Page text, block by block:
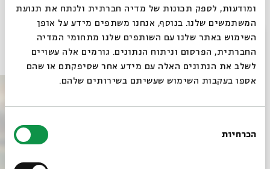
ומודעות, לספק תכונות של מדיה חברתית ולנתח את תנועת
המשתמשים שלנו. בנוסף, אנחנו משתפים מידע על אופן
השימוש באתר שלנו עם השותפים שלנו מתחומי המדיה
החברתית, הפרסום וניתוח הנתונים. גורמים אלה עשויים
לשלב את הנתונים האלה עם מידע אחר שסיפקתם או שהם
אספו בעקבות השימוש שעשיתם בשירותים שלהם.
הסכמה
הכרחיות
אירועים נוספים בסדרה
סגור